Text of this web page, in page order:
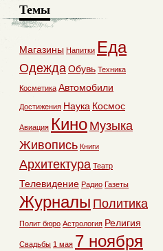
Темы
Магазины Напитки Еда
ОдеждаОбувь Техника
Косметика Автомобили
Достижения Наука Космос
Авиация Кино Музыка
Живопись Книги
Архитектура Театр
Телевидение Радио Газеты
Журналы Политика
Полит бюро Астрология Религия
Свадьбы 1 мая 7 ноября